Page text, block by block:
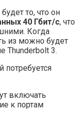
то, что он
40 Гбит/с, что
Когда
из можно будет
Thunderbolt 3.
потребуется
включать
к портам